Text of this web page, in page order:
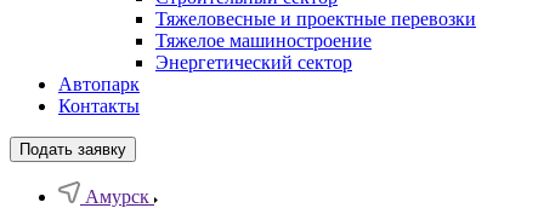
Тяжеловесные и проектные перевозки
Тяжелое машиностроение
Энергетический сектор
Автопарк
Контакты
Подать заявку
Амурск